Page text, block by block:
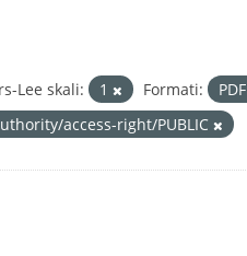
Lee skali: 1 Formati: PDF
access-right/PUBLIC